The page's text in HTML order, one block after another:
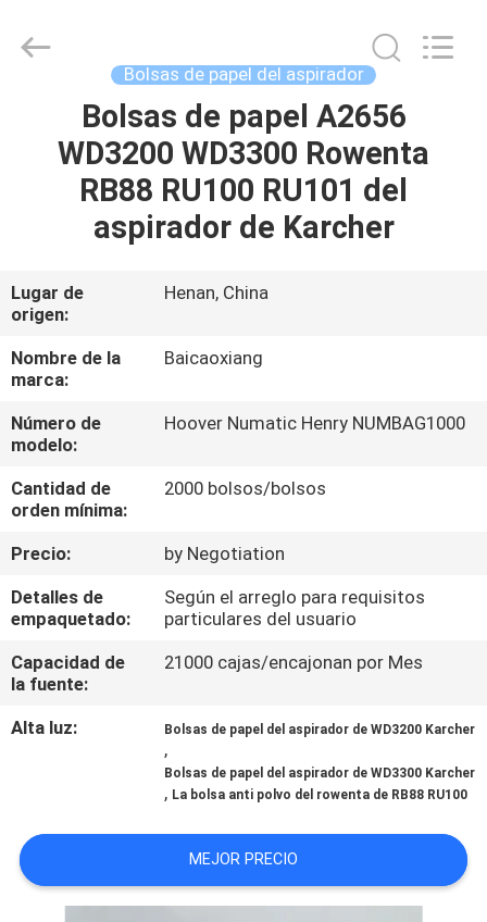
HOGAR
PRODUCTOS
NOSOTROS
VIAJE
DE
LA
FÁBRICA
CONTROL
CALIDAD
ÉNTRENOS
EN
CONTACTO
PIDA
UNA
Bolsas de papel del aspirador
Bolsas de papel A2656
WD3200 WD3300 Rowenta
RB88 RU100 RU101 del
aspirador de Karcher
Lugar de
origen:
Henan, China
Nombre de la
marca:
Baicaoxiang
Número de
modelo:
Hoover Numatic Henry NUMBAG1000
Cantidad de
orden mínima:
2000 bolsos/bolsos
Precio:
by Negotiation
Detalles de
empaquetado:
Según el arreglo para requisitos
particulares del usuario
Capacidad de
la fuente:
21000 cajas/encajonan por Mes
Alta luz: Bolsas de papel del aspirador de WD3200 Karcher
,
Bolsas de papel del aspirador de WD3300 Karcher
, La bolsa anti polvo del rowenta de RB88 RU100
MEJOR PRECIO